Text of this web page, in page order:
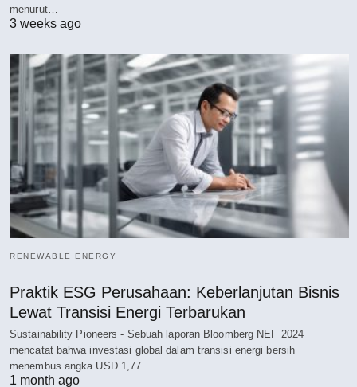
menurut…
3 weeks ago
RENEWABLE ENERGY
Praktik ESG Perusahaan: Keberlanjutan Bisnis
Lewat Transisi Energi Terbarukan
Sustainability Pioneers - Sebuah laporan Bloomberg NEF 2024
mencatat bahwa investasi global dalam transisi energi bersih
menembus angka USD 1,77…
1 month ago